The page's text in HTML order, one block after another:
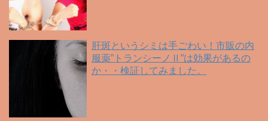
肝斑というシミは手ごわい！市販の内
服薬”トランシーノⅡ”は効果があるの
か・・検証してみました。